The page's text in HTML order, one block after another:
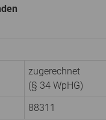
zugerechnet
(§ 34 WpHG)
88311